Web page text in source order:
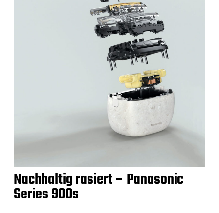
Nachhaltig rasiert – Panasonic
Series 900s